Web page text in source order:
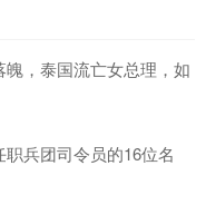
，泰国流亡女总理，如
兵团司令员的16位名